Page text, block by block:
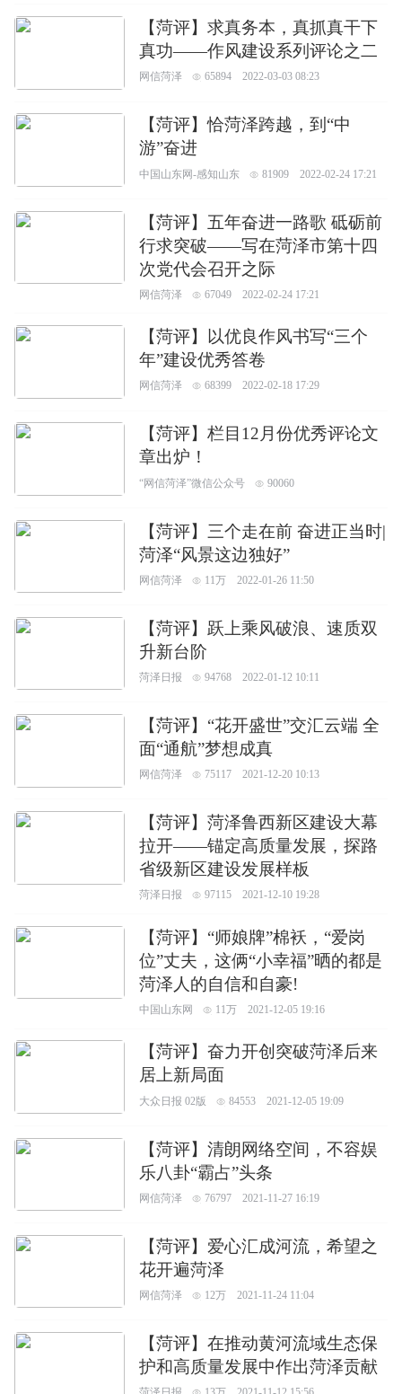
【菏评】求真务本，真抓真干下
真功——作风建设系列评论之二
网信菏泽 65894 2022-03-03 08:23
【菏评】恰菏泽跨越，到“中
游”奋进
中国山东网-感知山东 81909 2022-02-24 17:21
【菏评】五年奋进一路歌 砥砺前
行求突破——写在菏泽市第十四
次党代会召开之际
网信菏泽 67049 2022-02-24 17:21
【菏评】以优良作风书写“三个
年”建设优秀答卷
网信菏泽 68399 2022-02-18 17:29
【菏评】栏目12月份优秀评论文
章出炉！
“网信菏泽”微信公众号
90060
【菏评】三个走在前 奋进正当时|
菏泽“风景这边独好”
网信菏泽 11万 2022-01-26 11:50
【菏评】跃上乘风破浪、速质双
升新台阶
菏泽日报 94768 2022-01-12 10:11
【菏评】“花开盛世”交汇云端 全
面“通航”梦想成真
网信菏泽 75117 2021-12-20 10:13
【菏评】菏泽鲁西新区建设大幕
拉开——锚定高质量发展，探路
省级新区建设发展样板
菏泽日报 97115 2021-12-10 19:28
【菏评】“师娘牌”棉袄，“爱岗
位”丈夫，这俩“小幸福”晒的都是
菏泽人的自信和自豪!
中国山东网 11万 2021-12-05 19:16
【菏评】奋力开创突破菏泽后来
居上新局面
大众日报 02版 84553 2021-12-05 19:09
【菏评】清朗网络空间，不容娱
乐八卦“霸占”头条
网信菏泽 76797 2021-11-27 16:19
【菏评】爱心汇成河流，希望之
花开遍菏泽
网信菏泽 12万 2021-11-24 11:04
【菏评】在推动黄河流域生态保
护和高质量发展中作出菏泽贡献